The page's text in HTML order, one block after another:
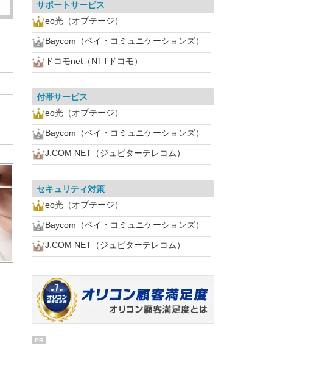
サポートサービス
eo光（オプテージ）
Baycom（ベイ・コミュニケーションズ）
ドコモnet（NTTドコモ）
付帯サービス
eo光（オプテージ）
Baycom（ベイ・コミュニケーションズ）
J:COM NET（ジュピターテレコム）
セキュリティ対策
eo光（オプテージ）
Baycom（ベイ・コミュニケーションズ）
J:COM NET（ジュピターテレコム）
PR